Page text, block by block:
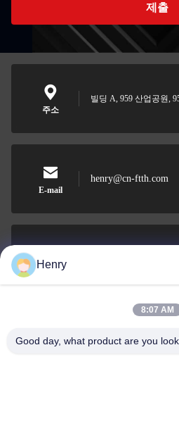
제출
주소
빌딩 A, 959 산업공원,
E-mail
henry@cn-ftth.com
핸드폰
Henry
8:07 AM
Good day, what product are you